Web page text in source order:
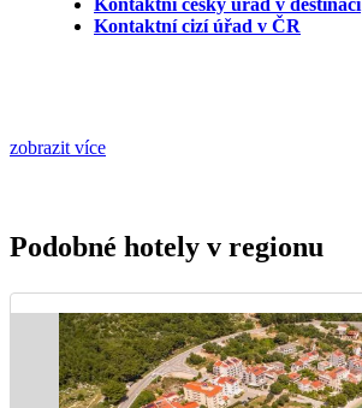
Kontaktní český úřad v destinaci
Kontaktní cizí úřad v ČR
zobrazit více
Podobné hotely v regionu